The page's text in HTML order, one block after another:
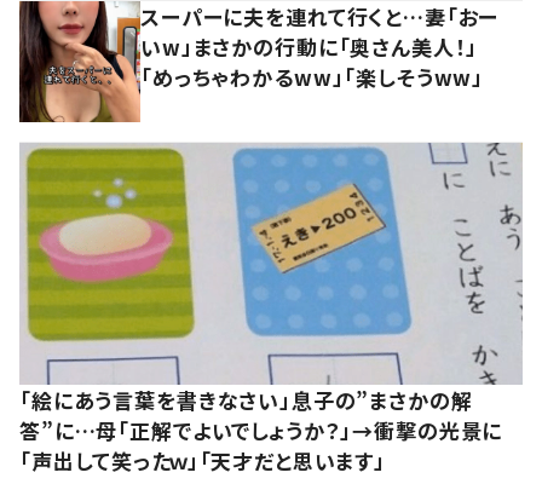
スーパーに夫を連れて行くと…妻「おー
いw」まさかの行動に「奥さん美人！」
「めっちゃわかるww」「楽しそうww」
「絵にあう言葉を書きなさい」息子の”まさかの解
答”に…母「正解でよいでしょうか？」→衝撃の光景に
「声出して笑ったｗ」「天才だと思います」